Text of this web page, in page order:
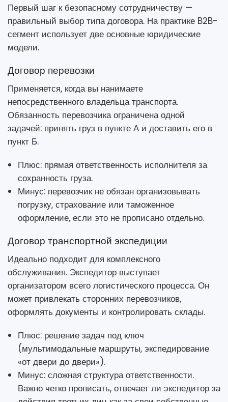
Первый шаг к безопасному сотрудничеству —
правильный выбор типа договора. На практике B2B-
сегмент использует две основные юридические
модели.
Договор перевозки
Применяется, когда вы нанимаете
непосредственного владельца транспорта.
Обязанность перевозчика ограничена одной
задачей: принять груз в пункте А и доставить его в
пункт Б.
Плюс: прямая ответственность исполнителя за
сохранность груза.
Минус: перевозчик не обязан организовывать
погрузку, страхование или таможенное
оформление, если это не прописано отдельно.
Договор транспортной экспедиции
Идеально подходит для комплексного
обслуживания. Экспедитор выступает
организатором всего логистического процесса. Он
может привлекать сторонних перевозчиков,
оформлять документы и контролировать склады.
Плюс: решение задач под ключ
(мультимодальные маршруты, экспедирование
«от двери до двери»).
Минус: сложная структура ответственности.
Важно четко прописать, отвечает ли экспедитор за